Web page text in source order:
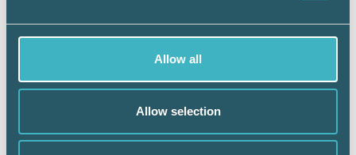
Allow all
Allow selection
har vi byggt upp en stark ekonomi som
garanterar att vi kan fortsätta vårt arbete med
att utveckla medlemsservice,
utbildningsvägar, samverkan och kännedom
Vi har även löpande utvecklat produkter som